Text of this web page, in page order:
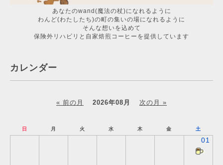
あなたのwand(魔法の杖)になれるように
わんど(わたしたち)の町の集いの場になれるように
そんな想いを込めて
保険外リハビリと自家焙煎コーヒーを提供しています
カレンダー
« 前の月 2026年08月 次の月 »
日 月 火 水 木 金 土
01